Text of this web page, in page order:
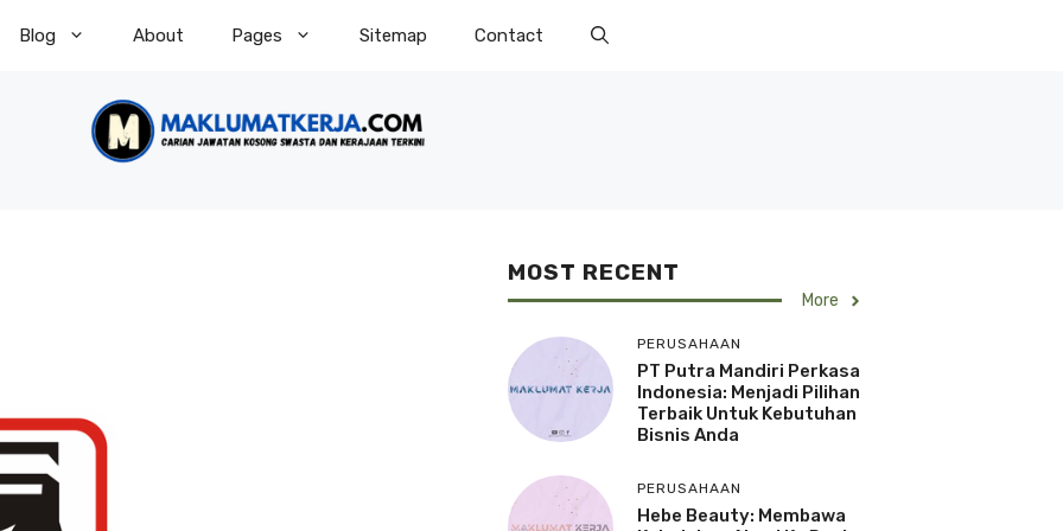
Blog About Pages Sitemap Contact
MOST RECENT
More
PERUSAHAAN
PT Putra Mandiri Perkasa
Indonesia: Menjadi Pilihan
Terbaik Untuk Kebutuhan
Bisnis Anda
PERUSAHAAN
Hebe Beauty: Membawa